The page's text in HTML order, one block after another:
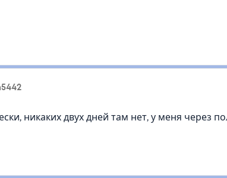
никаких двух дней там нет, у меня через